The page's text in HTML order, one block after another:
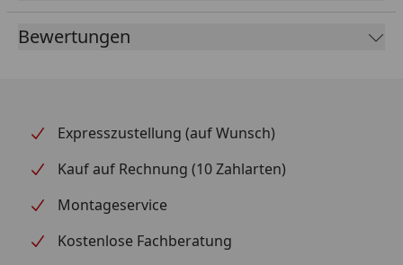
Bewertungen
Expresszustellung (auf Wunsch)
Kauf auf Rechnung (10 Zahlarten)
Montageservice
Kostenlose Fachberatung